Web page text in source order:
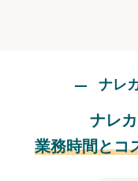
ナレ
ナレ
業務時間とコ